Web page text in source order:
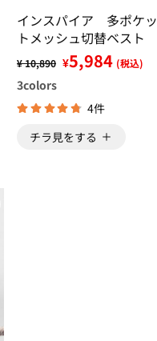
インスパイア 多ポケッ
トメッシュ切替ベスト
¥ 10,890 ¥5,984 (税込)
3colors
4件
チラ見をする